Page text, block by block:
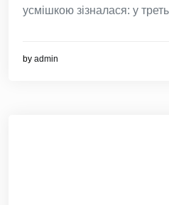
усмішкою зізналася: у
by admin